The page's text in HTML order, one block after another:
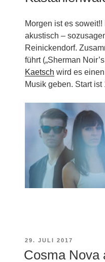
Morgen ist es
akustisch –
Reinickendorf.
führt („Sherman
Kaetsch wird es
Musik geben. Start
VERÖFFENTLICHT
29. JULI 2017
Cosma Nova